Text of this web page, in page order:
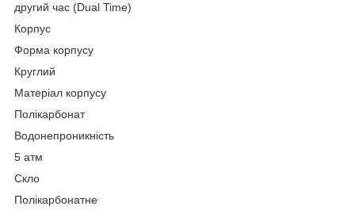
другий час (Dual Time)
Корпус
Форма корпусу
Круглий
Матеріал корпусу
Полікарбонат
Водонепроникність
5 атм
Скло
Полікарбонатне